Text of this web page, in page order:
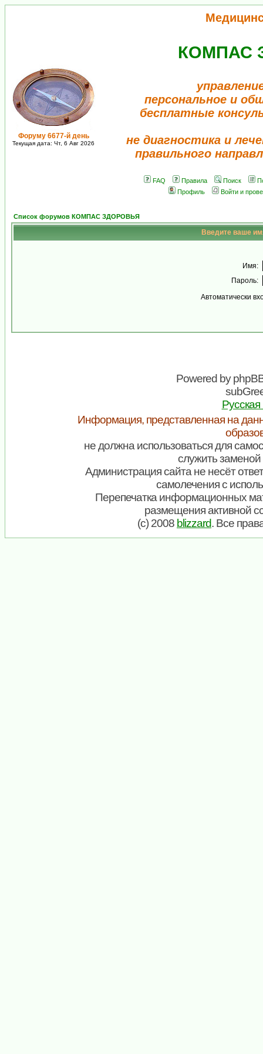
Форуму 6677-й день
Текущая дата: Чт, 6 Авг 2026
КОМПАС
персональное и
бесплатные
не диагностика и
правильного
FAQ Правила Поиск
Профиль
Войти и
Список форумов КОМПАС ЗДОРОВЬЯ
Введите ваше
Имя:
Пароль:
Автоматически
Powered by
Информация, представленная на
не должна использоваться для
служить заменой
Администрация сайта не несёт
самолечения с
Перепечатка информационных
размещения активной
(c) 2008 blizzard. Все